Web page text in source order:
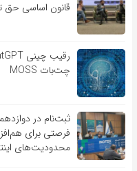
قانون اساسی حق
چت‌بات MOSS
ثبت‌نام در
فرصتی برای
محدودیت‌های